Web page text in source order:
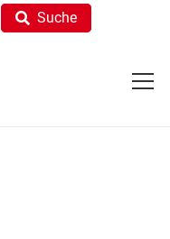
Suche